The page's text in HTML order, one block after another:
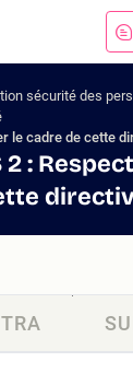
sécurité des
le cadre de cette
: